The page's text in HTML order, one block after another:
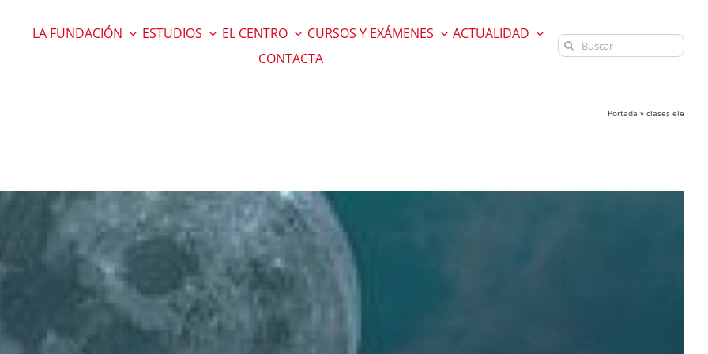
LA FUNDACIÓN ESTUDIOS EL CENTRO CURSOS Y EXÁMENES
ACTUALIDAD
CONTACTA
Buscar:
Portada » clases ele